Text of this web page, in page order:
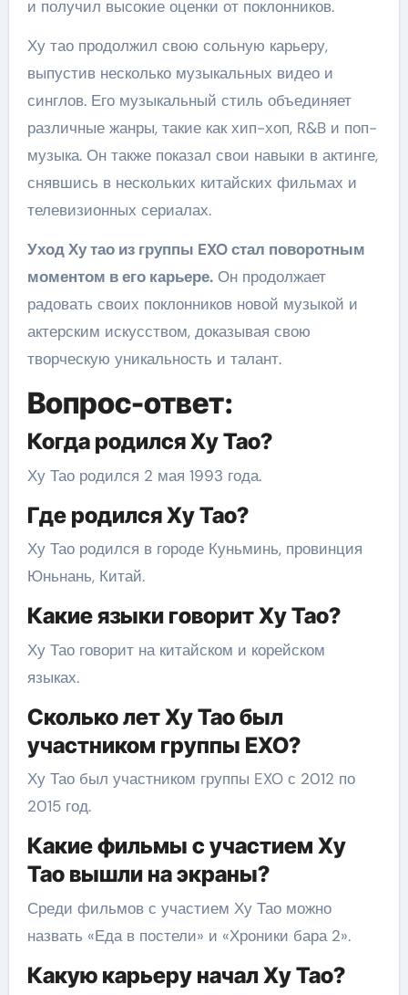
и получил высокие оценки от поклонников.
Ху тао продолжил свою сольную карьеру,
выпустив несколько музыкальных видео и
синглов. Его музыкальный стиль объединяет
различные жанры, такие как хип-хоп, R&B и поп-
музыка. Он также показал свои навыки в актинге,
снявшись в нескольких китайских фильмах и
телевизионных сериалах.
Уход Ху тао из группы EXO стал поворотным
моментом в его карьере.Он продолжает
радовать своих поклонников новой музыкой и
актерским искусством, доказывая свою
творческую уникальность и талант.
Вопрос-ответ:
Когда родился Ху Тао?
Ху Тао родился 2 мая 1993 года.
Где родился Ху Тао?
Ху Тао родился в городе Куньминь, провинция
Юньнань, Китай.
Какие языки говорит Ху Тао?
Ху Тао говорит на китайском и корейском
языках.
Сколько лет Ху Тао был
участником группы EXO?
Ху Тао был участником группы EXO с 2012 по
2015 год.
Какие фильмы с участием Ху
Тао вышли на экраны?
Среди фильмов с участием Ху Тао можно
назвать «Еда в постели» и «Хроники бара 2».
Какую карьеру начал Ху Тао?